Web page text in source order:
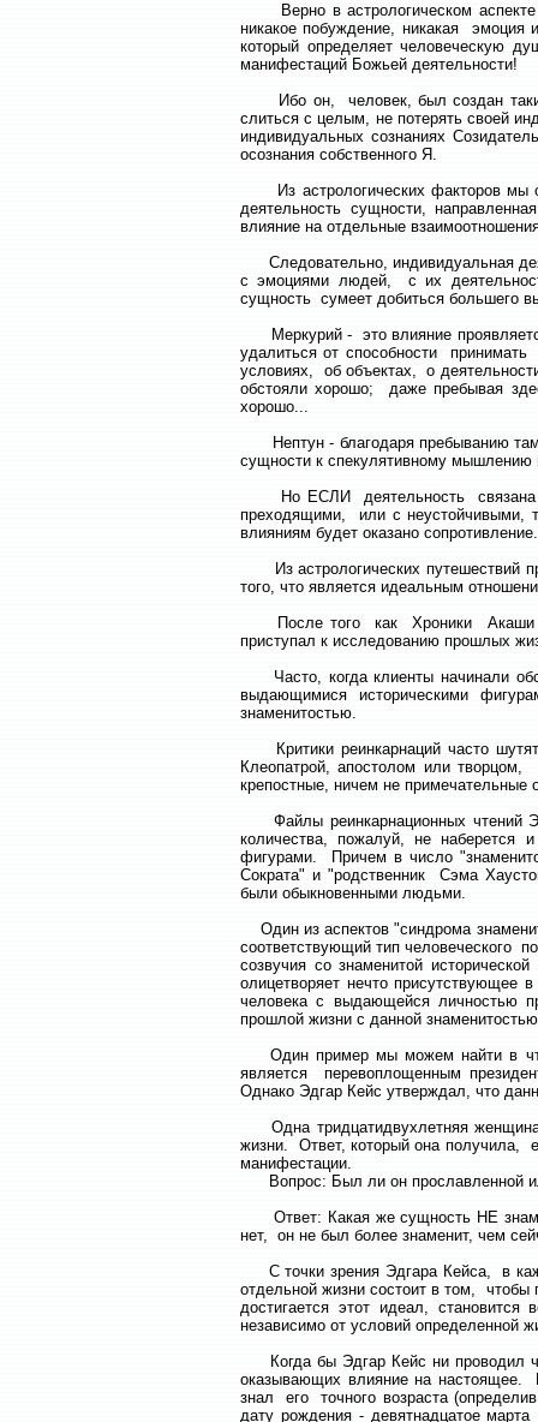
Верно в астрологическом аспекте
никакое побуждение, никакая эмоция
который определяет человеческую
манифестаций Божьей деятельности!
Ибо он, человек, был создан
слиться с целым, не потерять своей
индивидуальных сознаниях
осознания собственного Я.
Из астрологических факторов мы
деятельность сущности,
влияние на отдельные
Следовательно, индивидуальная
с эмоциями людей, с их
сущность сумеет добиться большего
Меркурий - это влияние
удалиться от способности
условиях, об объектах, о
обстояли хорошо; даже пребывая
хорошо...
Нептун - благодаря пребыванию
сущности к спекулятивному мышлению
Но ЕСЛИ деятельность связана
преходящими, или с неустойчивыми,
влияниям будет оказано сопротивление.
Из астрологических путешествий
того, что является идеальным
После того как Хроники Акаши
приступал к исследованию прошлых
Часто, когда клиенты начинали
выдающимися историческими
знаменитостью.
Критики реинкарнаций часто
Клеопатрой, апостолом или
крепостные, ничем не
Файлы реинкарнационных чтений
количества, пожалуй, не наберется
фигурами. Причем в число
Сократа" и "родственник Сэма
были обыкновенными людьми.
Один из аспектов "синдрома
соответствующий тип человеческого
созвучия со знаменитой
олицетворяет нечто
человека с выдающейся личностью
прошлой жизни с данной
Один пример мы можем найти в
является перевоплощенным
Однако Эдгар Кейс утверждал, что
Одна тридцатидвухлетняя женщина
жизни. Ответ, который она получила,
манифестации.
Вопрос: Был ли он прославленной
Ответ: Какая же сущность НЕ
нет, он не был более знаменит, чем
С точки зрения Эдгара Кейса, в
отдельной жизни состоит в том,
достигается этот идеал, становится
независимо от условий определенной
Когда бы Эдгар Кейс ни проводил
оказывающих влияние на настоящее.
знал его точного возраста
дату рождения - девятнадцатое